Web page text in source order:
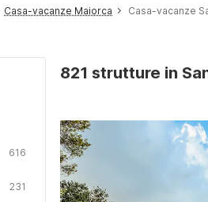
Casa-vacanze Maiorca Casa-vacanze
616
231
821 strutture in